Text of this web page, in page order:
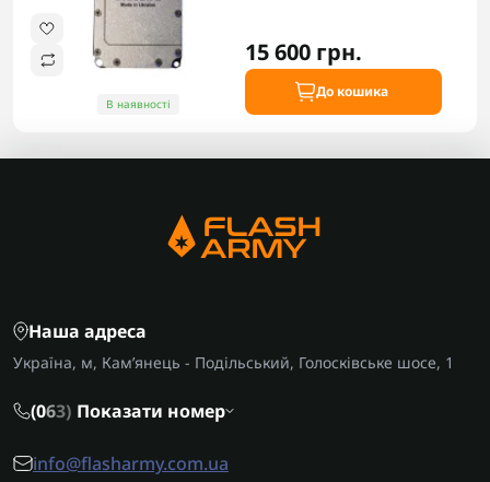
В наявності
15 600 грн.
До кошика
Наша адреса
Україна, м, Кам’янець - Подільський, Голосківське шосе, 1
(063) Показати номер
info@flasharmy.com.ua